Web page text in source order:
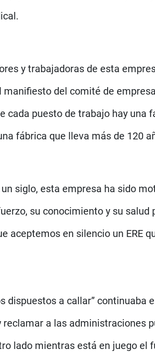
y trabajadoras de esta
del comité de
cada puesto de trabajo hay una
fábrica que lleva más de 120
siglo, esta empresa ha sido
su conocimiento y su
aceptemos en silencio un ERE
dispuestos a callar” continuaba
a las administraciones
lado mientras está en juego el